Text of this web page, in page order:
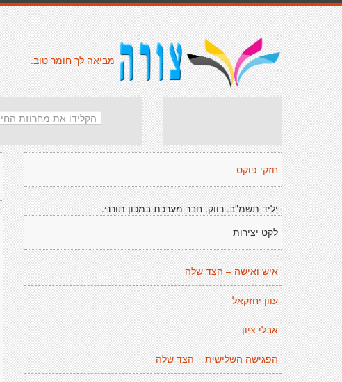
מביאה לך חומר טוב.
חזקי פוקס
יליד תשמ"ב. רווק. חבר מערכת במכון תורני.
לקט יצירות
איש ואישה – הצד שלה
עוון יחזקאל
אבלי ציון
הפגישה השלישית – הצד שלה